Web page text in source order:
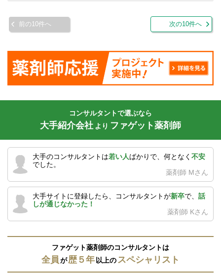
前の10件へ 次の10件へ
コンサルタントで選ぶなら
大手紹介会社 より ファゲット薬剤師
大手のコンサルタントは若い人ばかりで、何となく 不安
でした。
薬剤師 Mさん
大手サイトに登録したら、コンサルタントが新卒で、 話
しが通じなかった！
薬剤師 Kさん
ファゲット薬剤師のコンサルタントは
全員が歴５年以上のスペシャリスト